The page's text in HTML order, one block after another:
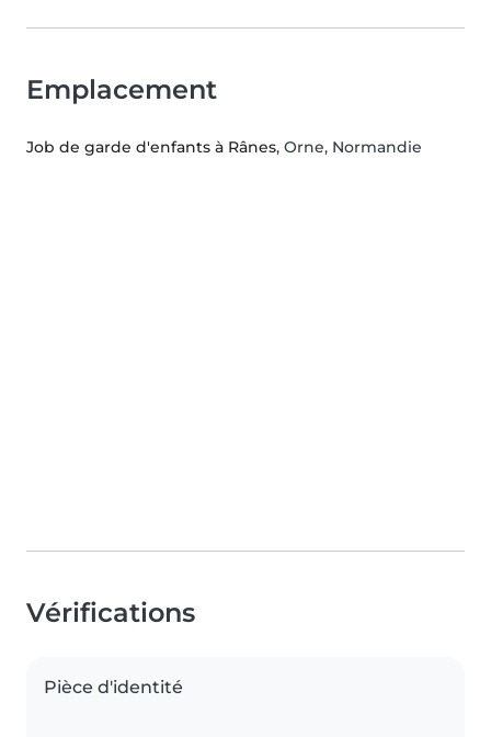
Emplacement
Job de garde d'enfants à Rânes, Orne, Normandie
Vérifications
Pièce d'identité